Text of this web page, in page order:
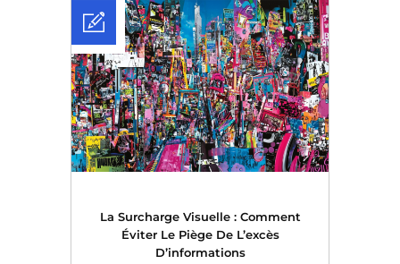
La Surcharge Visuelle : Comment
Éviter Le Piège De L’excès
D’informations